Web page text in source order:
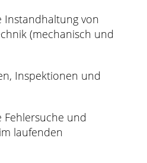
Instandhaltung von
(mechanisch und
Inspektionen und
Fehlersuche und
laufenden